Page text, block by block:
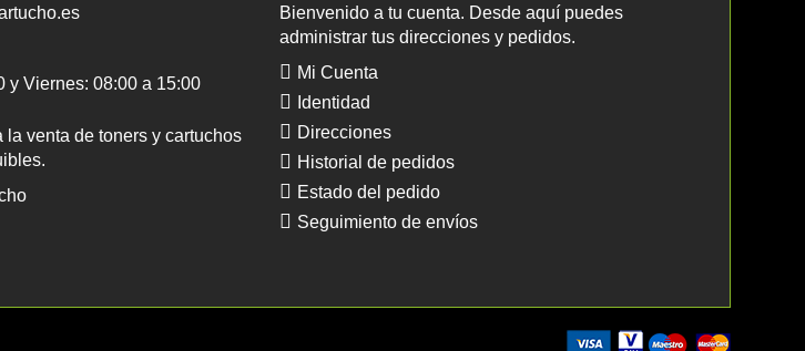
y Viernes: 08:00 a 15:00
la venta de toners y cartuchos
Bienvenido a tu cuenta. Desde aquí puedes
administrar tus direcciones y pedidos.
Mi Cuenta
Identidad
Direcciones
Historial de pedidos
Estado del pedido
Seguimiento de envíos